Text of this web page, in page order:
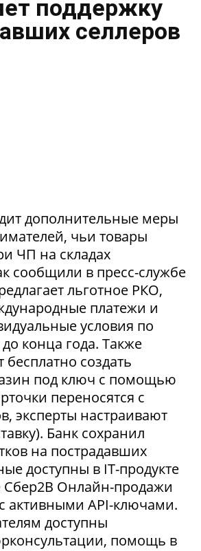
поддержку
селлеров
дополнительные меры
чьи товары
ЧП на складах
сообщили в пресс-службе
льготное РКО,
платежи и
условия по
до конца года. Также
бесплатно создать
под ключ с помощью
переносятся с
эксперты настраивают
Банк сохранил
на пострадавших
доступны в IT-продукте
Сбер2В Онлайн-продажи
активными API-ключами.
доступны
помощь в